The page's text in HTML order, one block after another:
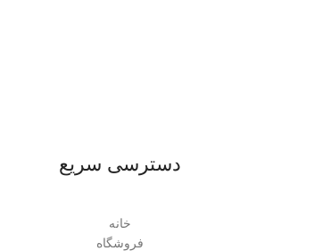
دسترسی سریع
خانه
فروشگاه